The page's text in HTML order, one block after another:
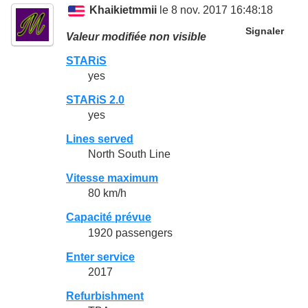
Khaikietmmii le 8 nov. 2017 16:48:18
Signaler
Valeur modifiée non visible
STARiS
yes
STARiS 2.0
yes
Lines served
North South Line
Vitesse maximum
80 km/h
Capacité prévue
1920 passengers
Enter service
2017
Refurbishment